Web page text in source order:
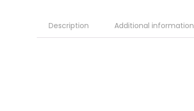
Description Additional information